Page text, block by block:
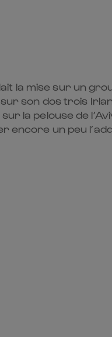
la mise sur un
son dos trois
la pelouse de
encore un peu